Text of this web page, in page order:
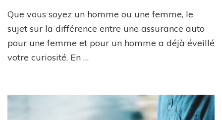
différences
pour
femme
l’assurance
auto ?
Que vous soyez un homme ou une femme, le
sujet sur la différence entre une assurance auto
pour une femme et pour un homme a déjà éveillé
votre curiosité. En …